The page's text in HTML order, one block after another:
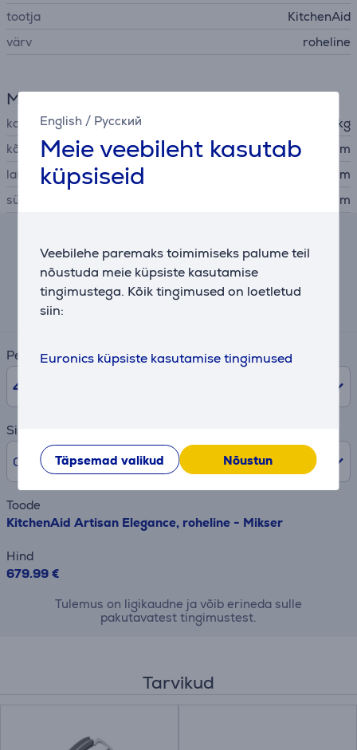
English / Русский
Meie veebileht kasutab
küpsiseid
Veebilehe paremaks toimimiseks palume teil
nõustuda meie küpsiste kasutamise
tingimustega. Kõik tingimused on loetletud
siin:
Euronics küpsiste kasutamise tingimused
Täpsemad valikud Nõustun
tootja
KitchenAid
värv
roheline
Mõõtmed
kaal
11,97 kg
kõrgus
36 cm
laius
24 cm
sügavus
37 cm
Järelmaksu kalkulaator
Eeldatav igakuine makse
23 €
Periood
48
Sissemakse
0% / 0 €
Toode
KitchenAid Artisan Elegance, roheline - Mikser
Hind
679.99 €
Tulemus on ligikaudne ja võib erineda sulle
pakutavatest tingimustest.
Tarvikud